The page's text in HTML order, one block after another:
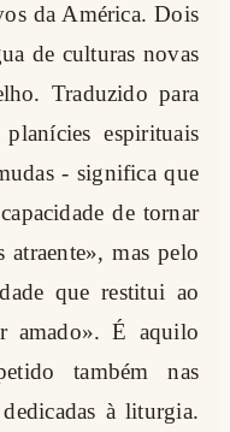
da América. Dois
de culturas novas
Traduzido para
espirituais
- significa que
de tornar
atraente», mas pelo
que restitui ao
amado». É aquilo
também nas
dedicadas à liturgia.